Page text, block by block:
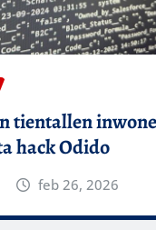
tientallen
hack Odido
feb 26, 2026